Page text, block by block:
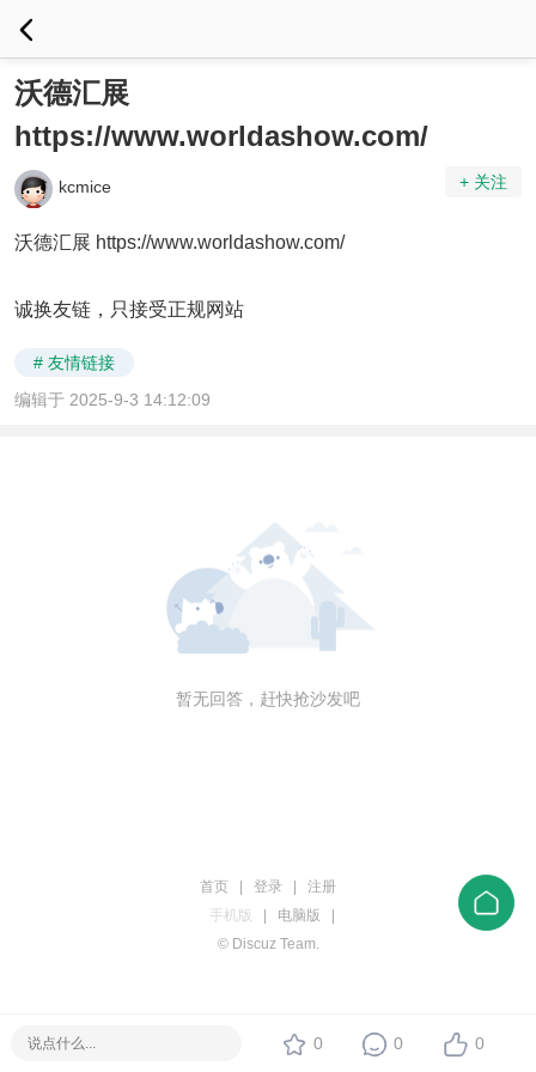
沃德汇展
https://www.worldashow.com/
kcmice + 关注
沃德汇展 https://www.worldashow.com/
诚换友链，只接受正规网站
# 友情链接
编辑于 2025-9-3 14:12:09
暂无回答，赶快抢沙发吧
0 0 0
首页 登录
注册
手机版
电脑版
© Discuz Team.